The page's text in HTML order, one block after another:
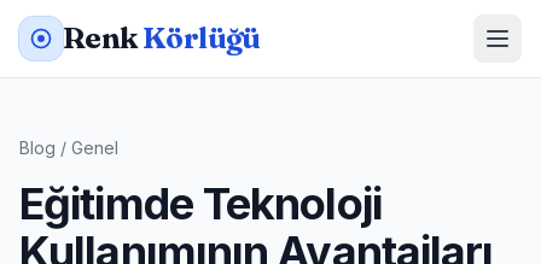
RenkKörlüğü
Blog / Genel
Eğitimde Teknoloji
Kullanımının Avantajları